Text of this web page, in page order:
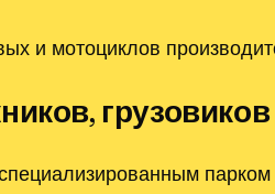
и мотоциклов